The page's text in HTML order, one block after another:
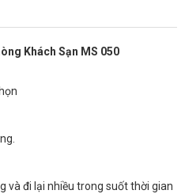
Khách Sạn MS 050
và đi lại nhiều trong suốt thời gian